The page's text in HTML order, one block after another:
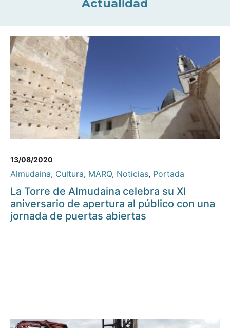
Actualidad
13/08/2020
Almudaina, Cultura, MARQ, Noticias, Portada
La Torre de Almudaina celebra su XI
aniversario de apertura al público con una
jornada de puertas abiertas